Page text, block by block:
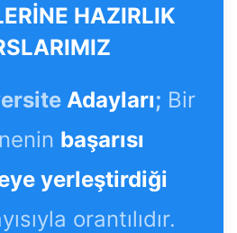
HAZIRLIK
Adayları; Bir
başarısı
yerleştirdiği
orantılıdır.